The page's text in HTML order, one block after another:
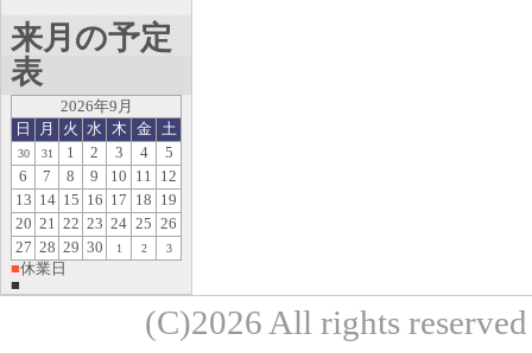
来月の予定
表
2026年9月
日
月 火 水 木 金 土
30 31 1 2 3 4
5
6
7 8 9 10 11
12
13 14 15 16 17 18 19
20 21 22 23 24 25 26
27 28 29 30 1 2 3
■休業日
■
(C)2026 All rights